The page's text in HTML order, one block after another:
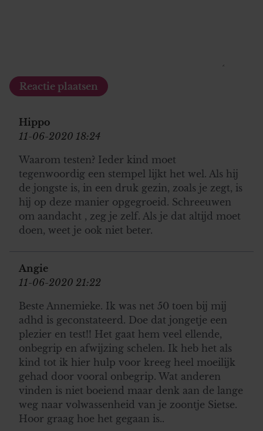
Hippo
11-06-2020 18:24
Waarom testen? Ieder kind moet
tegenwoordig een stempel lijkt het wel. Als hij
de jongste is, in een druk gezin, zoals je zegt, is
hij op deze manier opgegroeid. Schreeuwen
om aandacht , zeg je zelf. Als je dat altijd moet
doen, weet je ook niet beter.
Angie
11-06-2020 21:22
Beste Annemieke. Ik was net 50 toen bij mij
adhd is geconstateerd. Doe dat jongetje een
plezier en test!! Het gaat hem veel ellende,
onbegrip en afwijzing schelen. Ik heb het als
kind tot ik hier hulp voor kreeg heel moeilijk
gehad door vooral onbegrip. Wat anderen
vinden is niet boeiend maar denk aan de lange
weg naar volwassenheid van je zoontje Sietse.
Hoor graag hoe het gegaan is..